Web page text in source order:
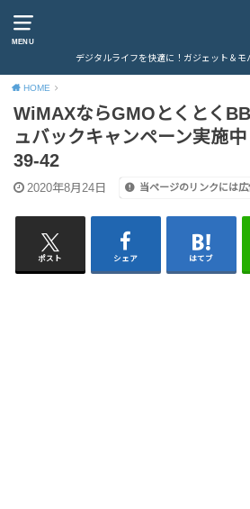
MENU
デジタルライフを快適に！ガジェット＆モ
HOME
WiMAXならGMOとくとく
ュバックキャンペーン実施
39-42
2020年8月24日 当ページのリンクには広
ポスト シェア はてブ